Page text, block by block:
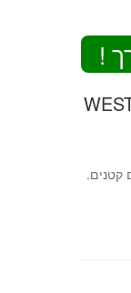
!
קטנים.